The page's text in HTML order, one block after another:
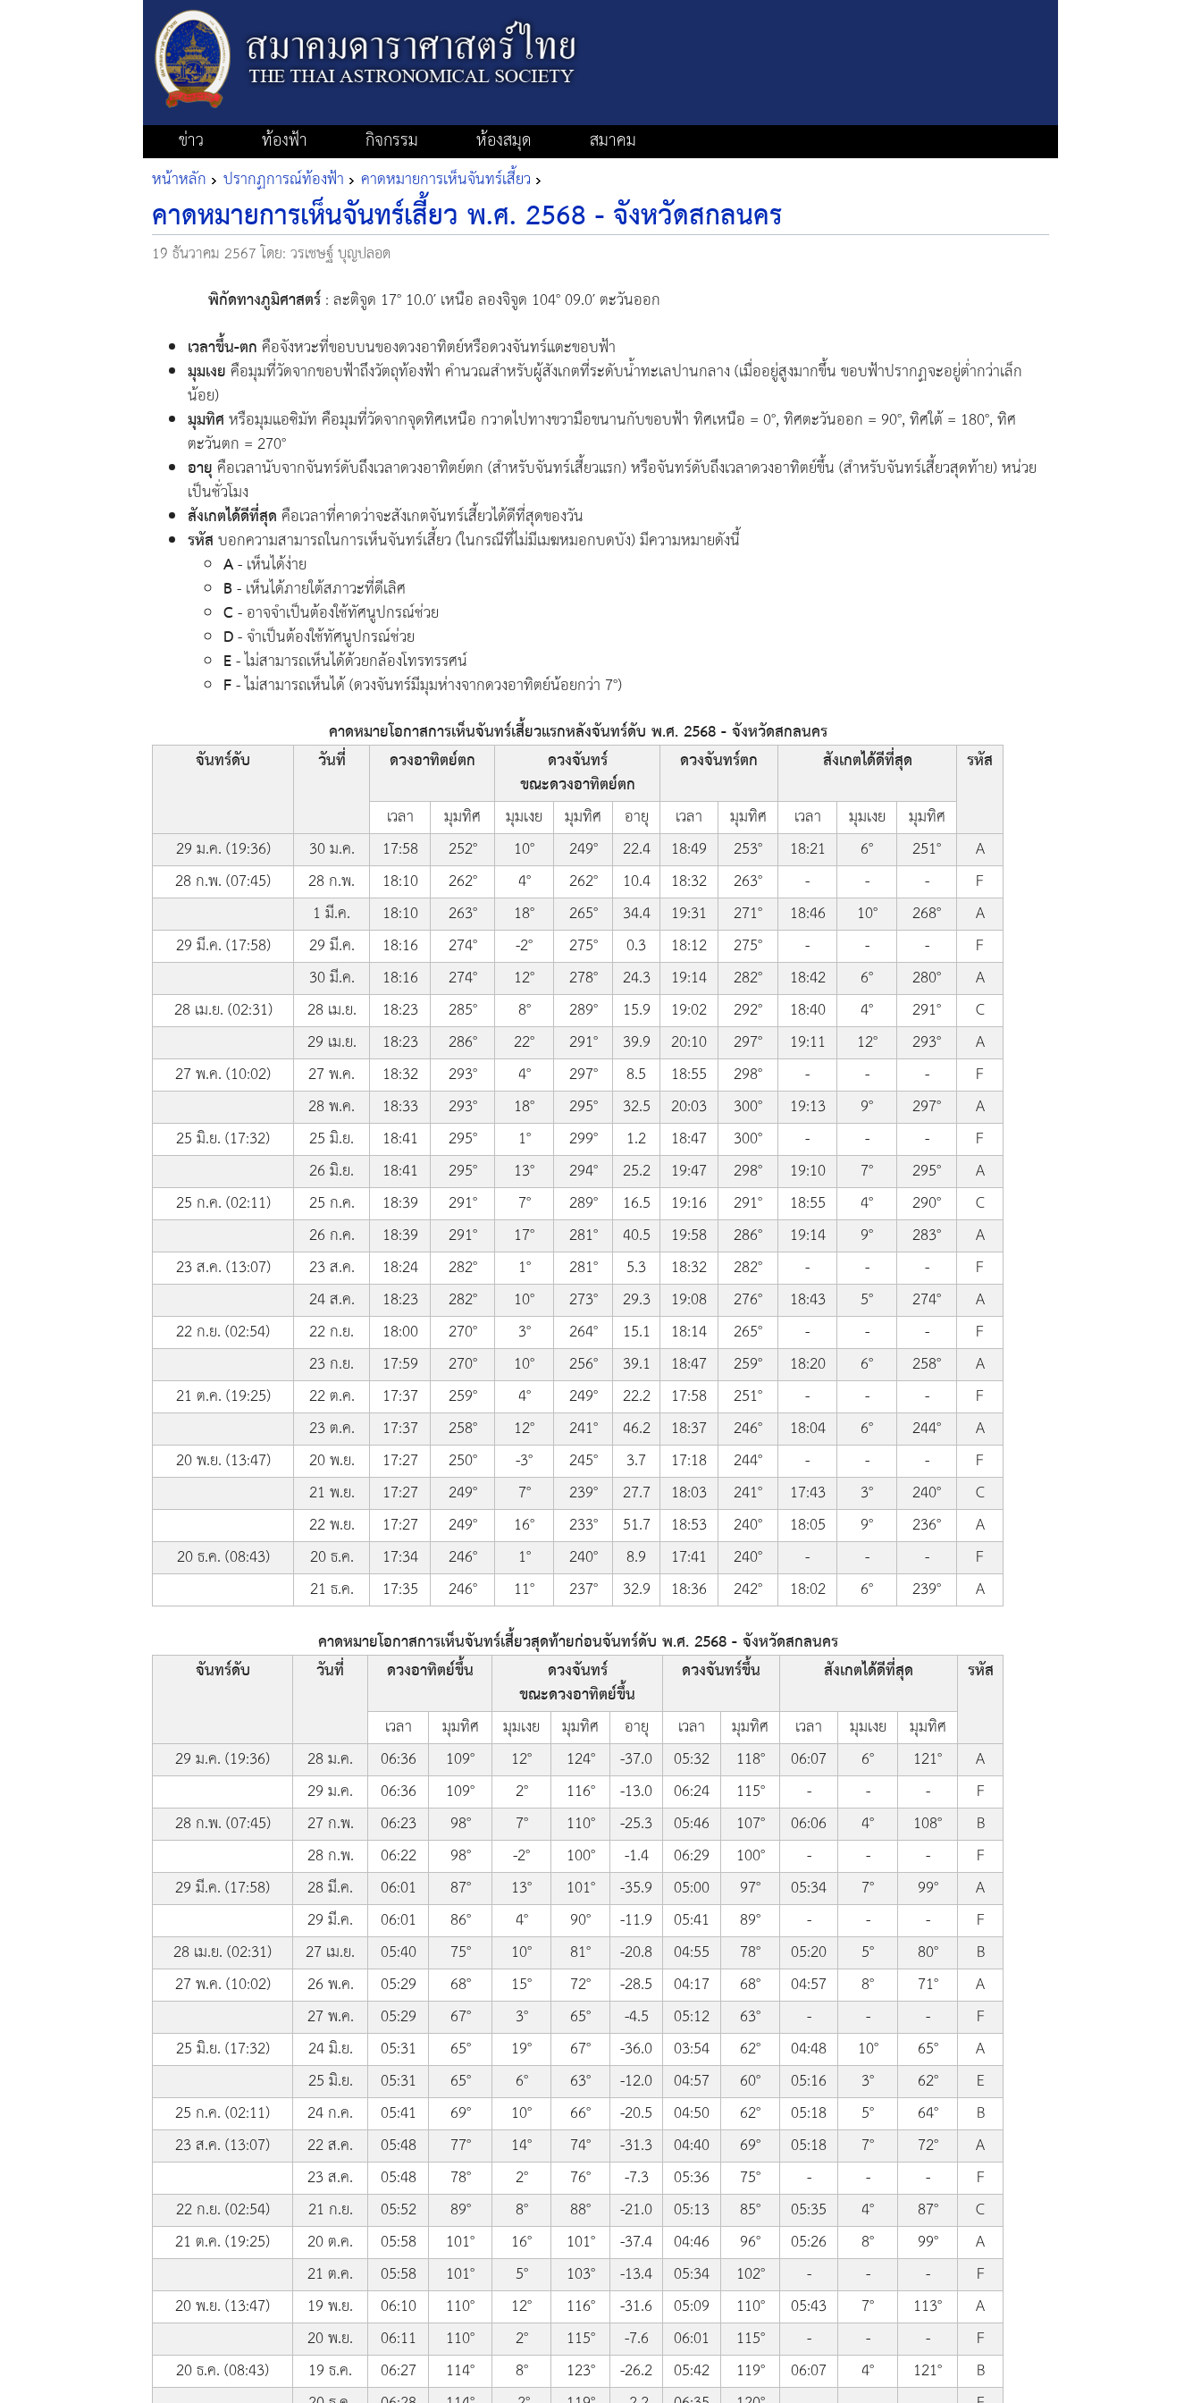
ข่าว ท้องฟ้า กิจกรรม ห้องสมุด สมาคม
หน้าหลัก ปรากฏการณ์ท้องฟ้า คาดหมายการเห็นจันทร์เสี้ยว
คาดหมายการเห็นจันทร์เสี้ยว พ.ศ. 2568 - จังหวัดสกลนคร
19 ธันวาคม 2567โดย: วรเชษฐ์ บุญปลอด
พิกัดทางภูมิศาสตร์: ละติจูด 17° 10.0′ เหนือ ลองจิจูด 104° 09.0′ ตะวันออก
เวลาขึ้น-ตกคือจังหวะที่ขอบบนของดวงอาทิตย์หรือดวงจันทร์แตะขอบฟ้า
มุมเงยคือมุมที่วัดจากขอบฟ้าถึงวัตถุท้องฟ้า คำนวณสำหรับผู้สังเกตที่ระดับน้ำทะเลปานกลาง (เมื่ออยู่สูงมากขึ้น ขอบฟ้าปรากฏจะอยู่ต่ำกว่าเล็ก
น้อย)
มุมทิศหรือมุมแอซิมัท คือมุมที่วัดจากจุดทิศเหนือ กวาดไปทางขวามือขนานกับขอบฟ้า ทิศเหนือ = 0°, ทิศตะวันออก = 90°, ทิศใต้ = 180°, ทิศ
ตะวันตก = 270°
อายุคือเวลานับจากจันทร์ดับถึงเวลาดวงอาทิตย์ตก (สำหรับจันทร์เสี้ยวแรก) หรือจันทร์ดับถึงเวลาดวงอาทิตย์ขึ้น (สำหรับจันทร์เสี้ยวสุดท้าย) หน่วย
เป็นชั่วโมง
สังเกตได้ดีที่สุดคือเวลาที่คาดว่าจะสังเกตจันทร์เสี้ยวได้ดีที่สุดของวัน
รหัสบอกความสามารถในการเห็นจันทร์เสี้ยว (ในกรณีที่ไม่มีเมฆหมอกบดบัง) มีความหมายดังนี้
A- เห็นได้ง่าย
B- เห็นได้ภายใต้สภาวะที่ดีเลิศ
C- อาจจำเป็นต้องใช้ทัศนูปกรณ์ช่วย
D- จำเป็นต้องใช้ทัศนูปกรณ์ช่วย
E- ไม่สามารถเห็นได้ด้วยกล้องโทรทรรศน์
F- ไม่สามารถเห็นได้ (ดวงจันทร์มีมุมห่างจากดวงอาทิตย์น้อยกว่า 7°)
คาดหมายโอกาสการเห็นจันทร์เสี้ยวแรกหลังจันทร์ดับ พ.ศ. 2568 - จังหวัดสกลนคร
จันทร์ดับ
วันที่ ดวงอาทิตย์ตก ดวงจันทร์
ขณะดวงอาทิตย์ตก
ดวงจันทร์ตก สังเกตได้ดีที่สุด
รหัส
เวลา
มุมทิศ มุมเงย มุมทิศ อายุ เวลา มุมทิศ เวลา มุมเงย
มุมทิศ
29 ม.ค. (19:36)
30 ม.ค. 17:58 252° 10° 249° 22.4 18:49 253° 18:21 6° 251°
A
28 ก.พ. (07:45)
28 ก.พ. 18:10 262° 4° 262° 10.4 18:32 263° - - -
F
1 มี.ค.
18:10 263° 18° 265° 34.4 19:31 271° 18:46 10° 268°
A
29 มี.ค. (17:58)
29 มี.ค. 18:16 274° -2° 275° 0.3 18:12 275° - - -
F
30 มี.ค.
18:16 274° 12° 278° 24.3 19:14 282° 18:42 6° 280°
A
28 เม.ย. (02:31)
28 เม.ย. 18:23 285° 8° 289° 15.9 19:02 292° 18:40 4° 291°
C
29 เม.ย.
18:23 286° 22° 291° 39.9 20:10 297° 19:11 12° 293°
A
27 พ.ค. (10:02)
27 พ.ค. 18:32 293° 4° 297° 8.5 18:55 298° - - -
F
28 พ.ค.
18:33 293° 18° 295° 32.5 20:03 300° 19:13 9° 297°
A
25 มิ.ย. (17:32)
25 มิ.ย. 18:41 295° 1° 299° 1.2 18:47 300° - - -
F
26 มิ.ย.
18:41 295° 13° 294° 25.2 19:47 298° 19:10 7° 295°
A
25 ก.ค. (02:11)
25 ก.ค. 18:39 291° 7° 289° 16.5 19:16 291° 18:55 4° 290°
C
26 ก.ค.
18:39 291° 17° 281° 40.5 19:58 286° 19:14 9° 283°
A
23 ส.ค. (13:07)
23 ส.ค. 18:24 282° 1° 281° 5.3 18:32 282° - - -
F
24 ส.ค.
18:23 282° 10° 273° 29.3 19:08 276° 18:43 5° 274°
A
22 ก.ย. (02:54)
22 ก.ย. 18:00 270° 3° 264° 15.1 18:14 265° - - -
F
23 ก.ย.
17:59 270° 10° 256° 39.1 18:47 259° 18:20 6° 258°
A
21 ต.ค. (19:25)
22 ต.ค. 17:37 259° 4° 249° 22.2 17:58 251° - - -
F
23 ต.ค.
17:37 258° 12° 241° 46.2 18:37 246° 18:04 6° 244°
A
20 พ.ย. (13:47)
20 พ.ย. 17:27 250° -3° 245° 3.7 17:18 244° - - -
F
21 พ.ย.
17:27 249° 7° 239° 27.7 18:03 241° 17:43 3° 240°
C
22 พ.ย.
17:27 249° 16° 233° 51.7 18:53 240° 18:05 9° 236°
A
20 ธ.ค. (08:43)
20 ธ.ค. 17:34 246° 1° 240° 8.9 17:41 240° - - -
F
21 ธ.ค.
17:35 246° 11° 237° 32.9 18:36 242° 18:02 6° 239°
A
คาดหมายโอกาสการเห็นจันทร์เสี้ยวสุดท้ายก่อนจันทร์ดับ พ.ศ. 2568 - จังหวัดสกลนคร
จันทร์ดับ
วันที่ ดวงอาทิตย์ขึ้น ดวงจันทร์
ขณะดวงอาทิตย์ขึ้น
ดวงจันทร์ขึ้น สังเกตได้ดีที่สุด
รหัส
เวลา
มุมทิศ มุมเงย มุมทิศ อายุ เวลา มุมทิศ เวลา มุมเงย
มุมทิศ
29 ม.ค. (19:36)
28 ม.ค. 06:36 109° 12° 124° -37.0 05:32 118° 06:07 6° 121°
A
29 ม.ค.
06:36 109° 2° 116° -13.0 06:24 115° - - -
F
28 ก.พ. (07:45)
27 ก.พ. 06:23 98° 7° 110° -25.3 05:46 107° 06:06 4° 108°
B
28 ก.พ.
06:22 98° -2° 100° -1.4 06:29 100° - - -
F
29 มี.ค. (17:58)
28 มี.ค. 06:01 87° 13° 101° -35.9 05:00 97° 05:34 7° 99°
A
29 มี.ค.
06:01 86° 4° 90° -11.9 05:41 89° - - -
F
28 เม.ย. (02:31)
27 เม.ย. 05:40 75° 10° 81° -20.8 04:55 78° 05:20 5° 80°
B
27 พ.ค. (10:02)
26 พ.ค. 05:29 68° 15° 72° -28.5 04:17 68° 04:57 8° 71°
A
27 พ.ค.
05:29 67° 3° 65° -4.5 05:12 63° - - -
F
25 มิ.ย. (17:32)
24 มิ.ย. 05:31 65° 19° 67° -36.0 03:54 62° 04:48 10° 65°
A
25 มิ.ย.
05:31 65° 6° 63° -12.0 04:57 60° 05:16 3° 62°
E
25 ก.ค. (02:11)
24 ก.ค. 05:41 69° 10° 66° -20.5 04:50 62° 05:18 5° 64°
B
23 ส.ค. (13:07)
22 ส.ค. 05:48 77° 14° 74° -31.3 04:40 69° 05:18 7° 72°
A
23 ส.ค.
05:48 78° 2° 76° -7.3 05:36 75° - - -
F
22 ก.ย. (02:54)
21 ก.ย. 05:52 89° 8° 88° -21.0 05:13 85° 05:35 4° 87°
C
21 ต.ค. (19:25)
20 ต.ค. 05:58 101° 16° 101° -37.4 04:46 96° 05:26 8° 99°
A
21 ต.ค.
05:58 101° 5° 103° -13.4 05:34 102° - - -
F
20 พ.ย. (13:47)
19 พ.ย. 06:10 110° 12° 116° -31.6 05:09 110° 05:43 7° 113°
A
20 พ.ย.
06:11 110° 2° 115° -7.6 06:01 115° - - -
F
20 ธ.ค. (08:43)
19 ธ.ค. 06:27 114° 8° 123° -26.2 05:42 119° 06:07 4° 121°
B